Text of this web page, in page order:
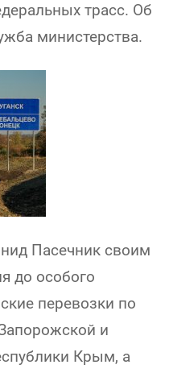
трасс. Об
министерства.
Пасечник своим
до особого
перевозки по
и
Крым, а